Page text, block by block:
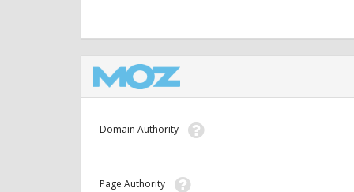
Domain Authority
Page Authority